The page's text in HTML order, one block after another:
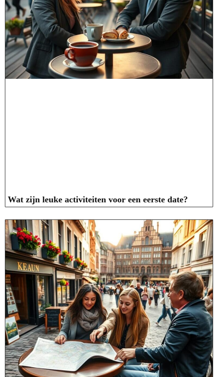
Wat zijn leuke activiteiten voor een eerste date?